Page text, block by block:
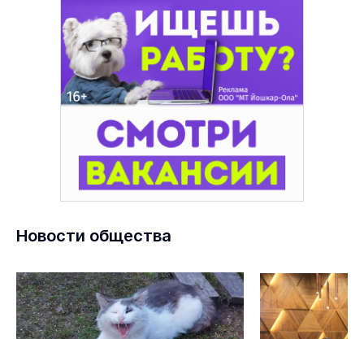
Новости общества